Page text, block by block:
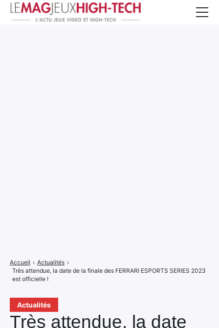
Actualités
Très attendue, la date
Accueil › Actualités ›
Très attendue, la date de la finale des FERRARI ESPORTS SERIES 2023
est officielle !